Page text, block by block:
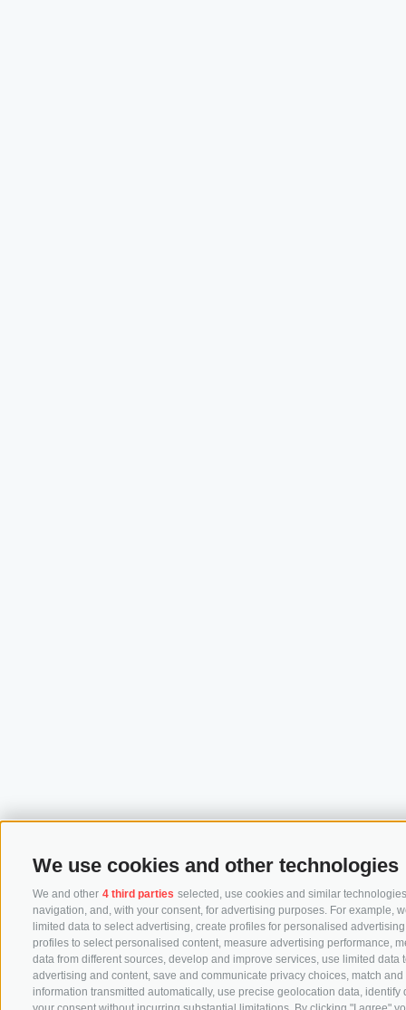
We use cookies and other technologies
We and other 4 third parties selected, use cookies and similar
navigation, and, with your consent, for advertising purposes. For example,
limited data to select advertising, create profiles for personalised
profiles to select personalised content, measure advertising performance,
data from different sources, develop and improve services, use limited
advertising and content, save and communicate privacy choices, match
information transmitted automatically, use precise geolocation data,